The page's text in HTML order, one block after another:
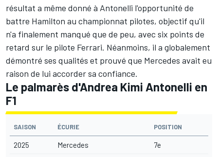
résultat a même donné à Antonelli l'opportunité de
battre Hamilton au championnat pilotes, objectif qu'il
n'a finalement manqué que de peu, avec six points de
retard sur le pilote Ferrari. Néanmoins, il a globalement
démontré ses qualités et prouvé que Mercedes avait eu
raison de lui accorder sa confiance.
Le palmarès d'Andrea Kimi Antonelli en
F1
SAISON ÉCURIE POSITION
2025 Mercedes 7e